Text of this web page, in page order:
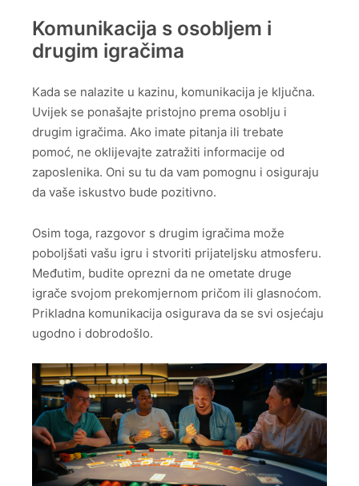
Komunikacija s osobljem i
drugim igračima
Kada se nalazite u kazinu, komunikacija je ključna.
Uvijek se ponašajte pristojno prema osoblju i
drugim igračima. Ako imate pitanja ili trebate
pomoć, ne oklijevajte zatražiti informacije od
zaposlenika. Oni su tu da vam pomognu i osiguraju
da vaše iskustvo bude pozitivno.
Osim toga, razgovor s drugim igračima može
poboljšati vašu igru i stvoriti prijateljsku atmosferu.
Međutim, budite oprezni da ne ometate druge
igrače svojom prekomjernom pričom ili glasnoćom.
Prikladna komunikacija osigurava da se svi osjećaju
ugodno i dobrodošlo.